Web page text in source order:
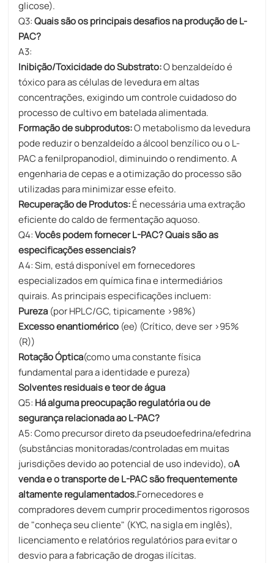
glicose).
​Q3:Quais são os principais desafios na produção de L-
PAC?
A3:
Inibição/Toxicidade do Substrato:O benzaldeído é
tóxico para as células de levedura em altas
concentrações, exigindo um controle cuidadoso do
processo de cultivo em batelada alimentada.
Formação de subprodutos:O metabolismo da levedura
pode reduzir o benzaldeído a álcool benzílico ou o L-
PAC a fenilpropanodiol, diminuindo o rendimento. A
engenharia de cepas e a otimização do processo são
utilizadas para minimizar esse efeito.
Recuperação de Produtos:É necessária uma extração
eficiente do caldo de fermentação aquoso.
​Q4:Vocês podem fornecer L-PAC? Quais são as
especificações essenciais?
A4: Sim, está disponível em fornecedores
especializados em química fina e intermediários
quirais. As principais especificações incluem:
Pureza(por HPLC/GC, tipicamente >98%)
Excesso enantiomérico (ee)​​ (Crítico, deve ser >95%
(R))
Rotação Óptica(como uma constante física
fundamental para a identidade e pureza)
Solventes residuais e teor de água
Q5: Há alguma preocupação regulatória ou de
segurança relacionada ao L-PAC?
A5: Como precursor direto da pseudoefedrina/efedrina
(substâncias monitoradas/controladas em muitas
jurisdições devido ao potencial de uso indevido), oA
venda e o transporte de L-PAC são frequentemente
altamente regulamentados.Fornecedores e
compradores devem cumprir procedimentos rigorosos
de "conheça seu cliente" (KYC, na sigla em inglês),
licenciamento e relatórios regulatórios para evitar o
desvio para a fabricação de drogas ilícitas.